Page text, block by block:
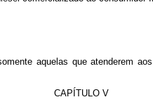
aquelas que atenderem
CAPÍTULO V